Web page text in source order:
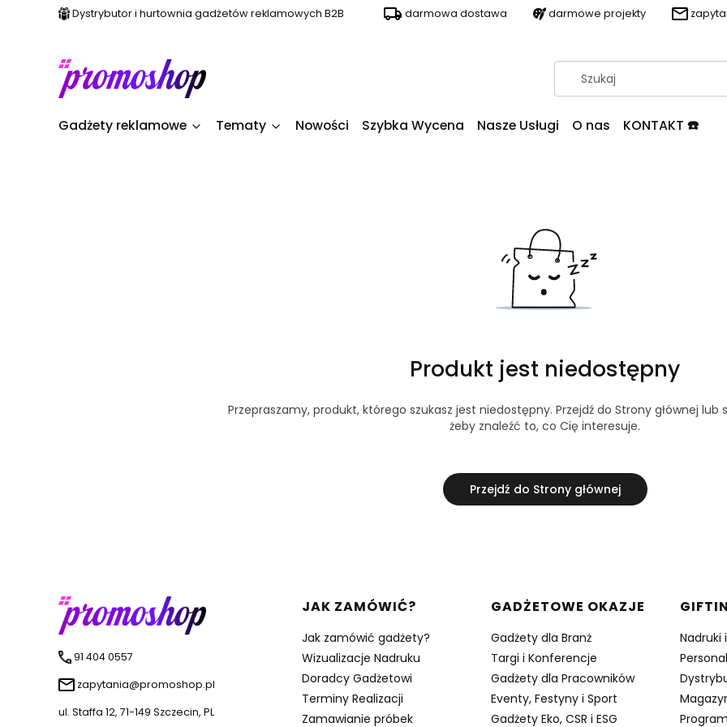
Dystrybutor i hurtownia gadżetów reklamowych B2B darmowa dostawa darmowe projekty
Gadżety reklamowe Tematy Nowości Szybka Wycena Nasze Usługi O nas KONTAKT ☎️
Produkt jest niedostępny
Przepraszamy, produkt, którego szukasz jest niedostępny. Przejdź do Strony głównej lub
żeby znaleźć to, co Cię interesuje.
Przejdź do Strony głównej
91 404 0557
zapytania@promoshop.pl
ul. Staffa 12, 71-149 Szczecin, PL
Linki w stopce
JAK ZAMÓWIĆ?
Jak zamówić gadżety?
Wizualizacje Nadruku
Doradcy Gadżetowi
Terminy Realizacji
Zamawianie próbek
GADŻETOWE OKAZJE
Gadżety dla Branż
Targi i Konferencje
Gadżety dla Pracowników
Eventy, Festyny i Sport
Gadżety Eko, CSR i ESG
Nadruki